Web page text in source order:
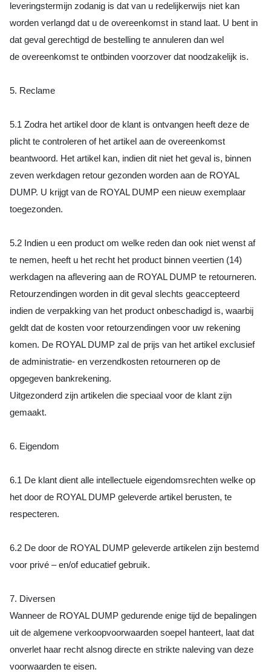
leveringstermijn zodanig is dat van u redelijkerwijs niet kan
worden verlangd dat u de overeenkomst in stand laat. U bent in
dat geval gerechtigd de bestelling te annuleren dan wel
de overeenkomst te ontbinden voorzover dat noodzakelijk is.
5. Reclame
5.1 Zodra het artikel door de klant is ontvangen heeft deze de
plicht te controleren of het artikel aan de overeenkomst
beantwoord. Het artikel kan, indien dit niet het geval is, binnen
zeven werkdagen retour gezonden worden aan de ROYAL
DUMP. U krijgt van de ROYAL DUMP een nieuw exemplaar
toegezonden.
5.2 Indien u een product om welke reden dan ook niet wenst af
te nemen, heeft u het recht het product binnen veertien (14)
werkdagen na aflevering aan de ROYAL DUMP te retourneren.
Retourzendingen worden in dit geval slechts geaccepteerd
indien de verpakking van het product onbeschadigd is, waarbij
geldt dat de kosten voor retourzendingen voor uw rekening
komen. De ROYAL DUMP zal de prijs van het artikel exclusief
de administratie- en verzendkosten retourneren op de
opgegeven bankrekening.
Uitgezonderd zijn artikelen die speciaal voor de klant zijn
gemaakt.
6. Eigendom
6.1 De klant dient alle intellectuele eigendomsrechten welke op
het door de ROYAL DUMP geleverde artikel berusten, te
respecteren.
6.2 De door de ROYAL DUMP geleverde artikelen zijn bestemd
voor privé – en/of educatief gebruik.
7. Diversen
Wanneer de ROYAL DUMP gedurende enige tijd de bepalingen
uit de algemene verkoopvoorwaarden soepel hanteert, laat dat
onverlet haar recht alsnog directe en strikte naleving van deze
voorwaarden te eisen.